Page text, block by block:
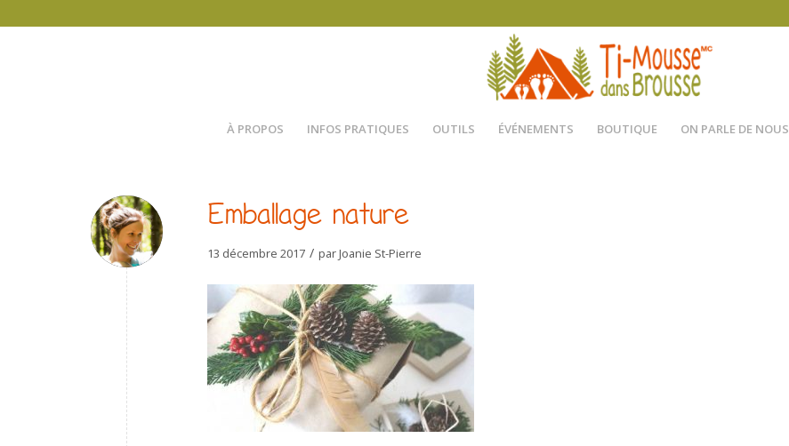
À PROPOS INFOS PRATIQUES OUTILS ÉVÉNEMENTS BOUTIQUE ON PARLE DE NOUS
Emballage nature
13 décembre 2017 / parJoanie St-Pierre